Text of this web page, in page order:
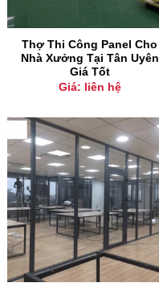
Thợ Thi Công Panel Cho
Nhà Xưởng Tại Tân Uyên
Giá Tốt
Giá: liên hệ